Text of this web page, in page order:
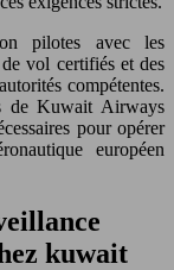
pilotes avec les
vol certifiés et des
compétentes.
de Kuwait Airways
pour opérer
européen
kuwait